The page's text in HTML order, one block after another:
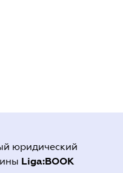
юридический
Liga:BOOK